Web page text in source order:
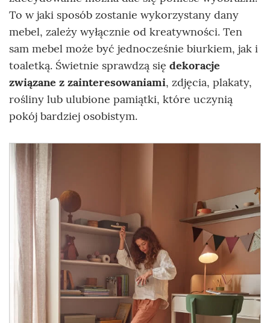
To w jaki sposób zostanie wykorzystany dany
mebel, zależy wyłącznie od kreatywności. Ten
sam mebel może być jednocześnie biurkiem, jak i
toaletką. Świetnie sprawdzą się dekoracje
związane z zainteresowaniami, zdjęcia, plakaty,
rośliny lub ulubione pamiątki, które uczynią
pokój bardziej osobistym.